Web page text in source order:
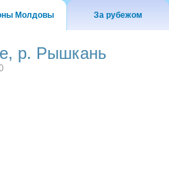
Молдовы За рубежом
р. Рышкань